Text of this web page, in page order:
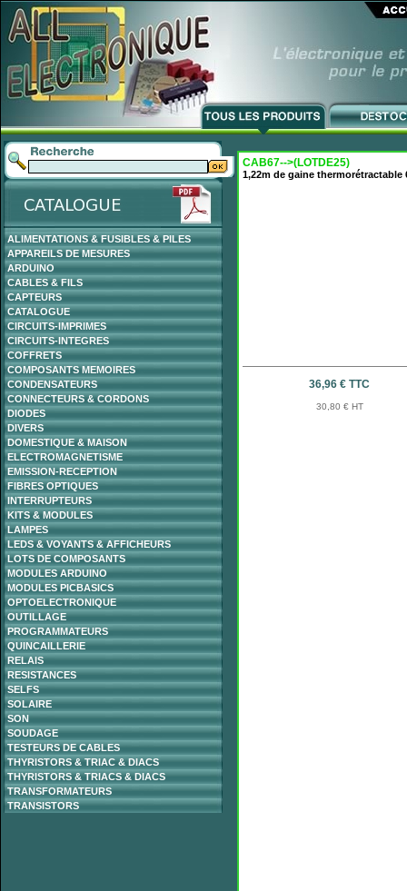
ALIMENTATIONS & FUSIBLES & PILES
APPAREILS DE MESURES
ARDUINO
CABLES & FILS
CAPTEURS
CATALOGUE
CIRCUITS-IMPRIMES
CIRCUITS-INTEGRES
COFFRETS
COMPOSANTS MEMOIRES
CONDENSATEURS
CONNECTEURS & CORDONS
DIODES
DIVERS
DOMESTIQUE & MAISON
ELECTROMAGNETISME
EMISSION-RECEPTION
FIBRES OPTIQUES
INTERRUPTEURS
KITS & MODULES
LAMPES
LEDS & VOYANTS & AFFICHEURS
LOTS DE COMPOSANTS
MODULES ARDUINO
MODULES PICBASICS
OPTOELECTRONIQUE
OUTILLAGE
PROGRAMMATEURS
QUINCAILLERIE
RELAIS
RESISTANCES
SELFS
SOLAIRE
SON
SOUDAGE
TESTEURS DE CABLES
THYRISTORS & TRIAC & DIACS
THYRISTORS & TRIACS & DIACS
TRANSFORMATEURS
TRANSISTORS
CAB67-->(LOTDE25)
1,22m de gaine thermorétractable
36,96 € TTC
30,80 € HT